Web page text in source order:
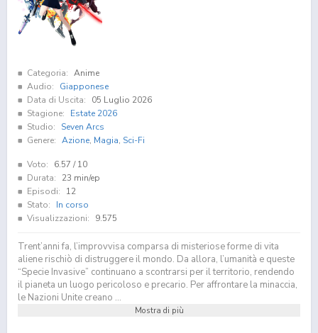
Categoria: Anime
Audio:
Giapponese
Data di Uscita:
05 Luglio 2026
Stagione:
Estate 2026
Studio:
Seven Arcs
Genere: Azione, Magia, Sci-Fi
Voto: 6.57 / 10
Durata:
23 min/ep
Episodi:
12
Stato:
In corso
Visualizzazioni:
9.575
Trent’anni fa, l’improvvisa comparsa di misteriose forme di vita
aliene rischiò di distruggere il mondo. Da allora, l’umanità e queste
“Specie Invasive” continuano a scontrarsi per il territorio, rendendo
il pianeta un luogo pericoloso e precario. Per affrontare la minaccia,
le Nazioni Unite creano ...
Mostra di più